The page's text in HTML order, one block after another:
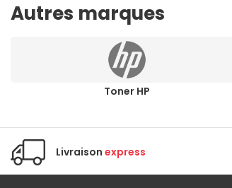
Autres marques
Toner HP
Livraison express